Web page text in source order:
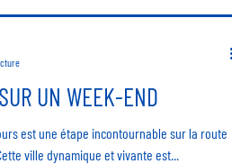
UN WEEK-END
est une étape incontournable sur la route
ville dynamique et vivante est...